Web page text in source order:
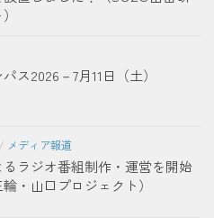
ス2026－7月11日（土）
/ メディア報道
ラジオ番組制作・運営を開始
・山口プロジェクト）